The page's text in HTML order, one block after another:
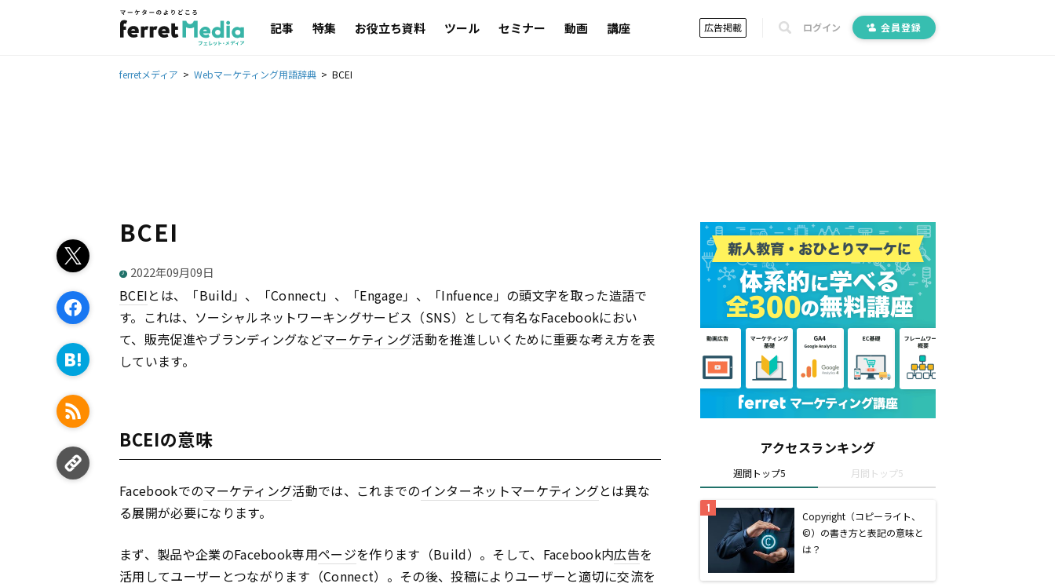
記事 特集 お役立ち資料 ツール セミナー 動画 講座 広告掲載 ログイン 会員登録
ferretメディア Webマーケティング用語辞典 BCEI
BCEI
2022年09月09日
BCEIとは、「Build」、「Connect」、「Engage」、「Infuence」の頭文字を取った造語で
す。これは、ソーシャルネットワーキングサービス（SNS）として有名なFacebookにおい
て、販売促進やブランディングなどマーケティング活動を推進しいくために重要な考え方を表
しています。
BCEIの意味
Facebookでのマーケティング活動では、これまでのインターネットマーケティングとは異な
る展開が必要になります。
まず、製品や企業のFacebook専用ページを作ります（Build）。そして、Facebook内広告を
活用してユーザーとつながります（Connect）。その後、投稿によりユーザーと適切に交流を
アクセスランキング
週間トップ5 月間トップ5
Copyright（コピーライト、
©）の書き方と表記の意味と
は？